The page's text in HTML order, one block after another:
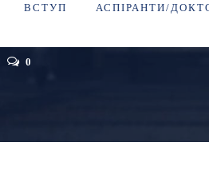
ВСТУП АСПІРАНТИ/
0